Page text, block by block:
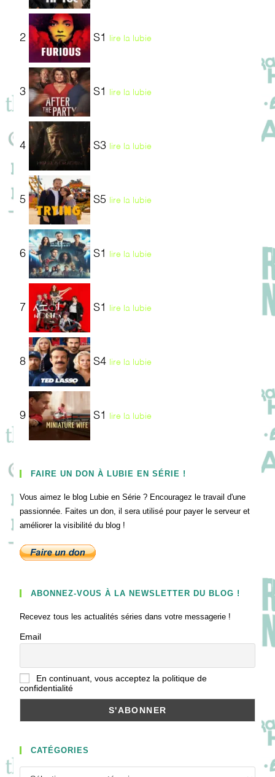
2 S1 lire la lubie
3 S1 lire la lubie
4 S3 lire la lubie
5 S5 lire la lubie
6 S1 lire la lubie
7 S1 lire la lubie
8 S4 lire la lubie
9 S1 lire la lubie
FAIRE UN DON À LUBIE EN SÉRIE !
Vous aimez le blog Lubie en Série ? Encouragez le travail d'une
passionnée. Faites un don, il sera utilisé pour payer le serveur et
améliorer la visibilité du blog !
ABONNEZ-VOUS À LA NEWSLETTER DU BLOG !
Recevez tous les actualités séries dans votre messagerie !
Email
En continuant, vous acceptez la politique de
confidentialité
CATÉGORIES